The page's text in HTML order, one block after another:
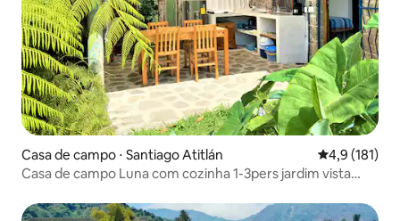
Casa de campo ⋅ Santiago Atitlán 4,9 de uma
4,9 (181)
Casa de campo Luna com cozinha 1-3pers jardim vista